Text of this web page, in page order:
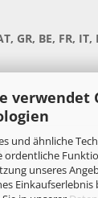
verwendet
und ähnliche
unseres
GR, BE, FR,